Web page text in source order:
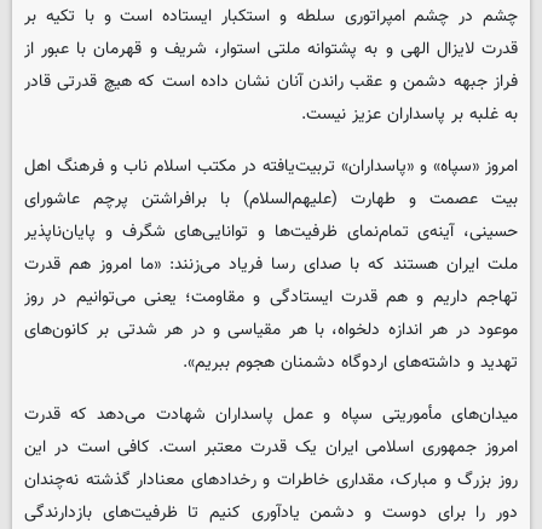
چشم در چشم امپراتوری سلطه و استکبار ایستاده است و با تکیه بر
قدرت لایزال الهی و به پشتوانه ملتی استوار، شریف و قهرمان با عبور از
فراز جبهه دشمن و عقب راندن آنان نشان داده است که هیچ قدرتی قادر
به غلبه بر پاسداران عزیز نیست.
امروز «سپاه» و «پاسداران» تربیت‌یافته در مکتب اسلام ناب و فرهنگ اهل
بیت عصمت و طهارت (علیهم‌السلام) با برافراشتن پرچم عاشورای
حسینی، آینه‌ی تمام‌نمای ظرفیت‌ها و توانایی‌های شگرف و پایان‌ناپذیر
ملت ایران هستند که با صدای رسا فریاد می‌زنند: «ما امروز هم قدرت
تهاجم داریم و هم قدرت ایستادگی و مقاومت؛ یعنی می‌توانیم در روز
موعود در هر اندازه دلخواه، با هر مقیاسی و در هر شدتی بر کانون‌های
تهدید و داشته‌های اردوگاه دشمنان هجوم ببریم».
میدان‌های مأموریتی سپاه و عمل پاسداران شهادت می‌دهد که قدرت
امروز جمهوری اسلامی ایران یک قدرت معتبر است. کافی است در این
روز بزرگ و مبارک، مقداری خاطرات و رخدادهای معنادار گذشته نه‌چندان
دور را برای دوست و دشمن یادآوری کنیم تا ظرفیت‌های بازدارندگی